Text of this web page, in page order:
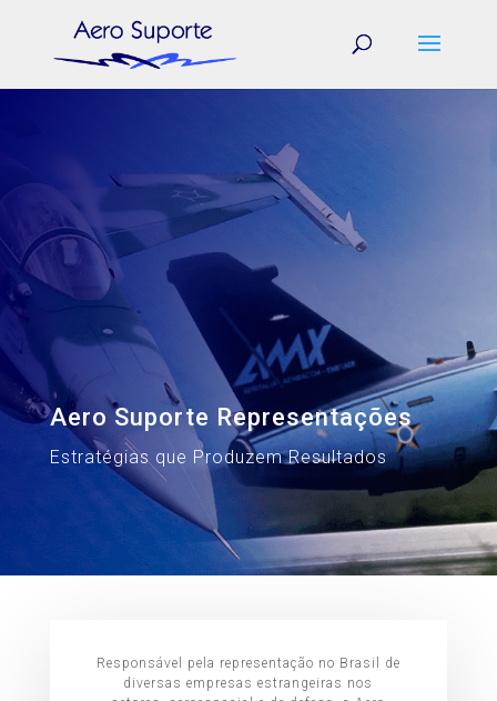
Aero Suporte Representações
Estratégias que Produzem Resultados
Responsável pela representação no Brasil de
diversas empresas estrangeiras nos